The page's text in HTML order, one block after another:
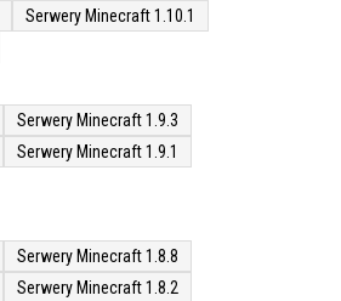
Serwery Minecraft 1.10.1
Serwery Minecraft 1.9.3
Serwery Minecraft 1.9.1
Serwery Minecraft 1.8.8
Serwery Minecraft 1.8.2